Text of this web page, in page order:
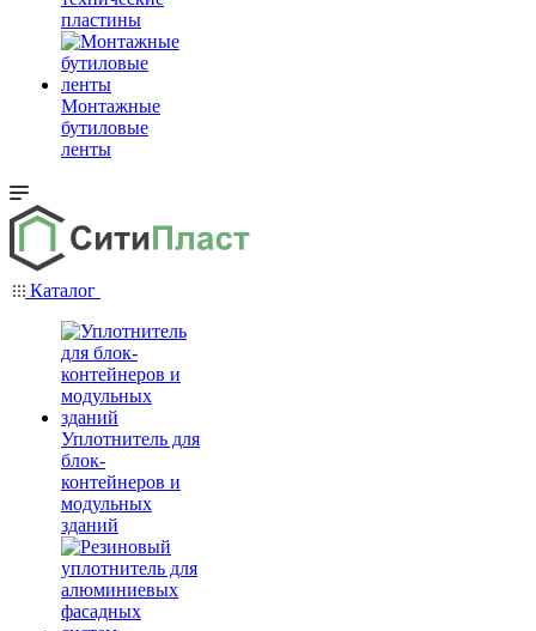
пластины
Монтажные
бутиловые
ленты
Каталог
Уплотнитель для
блок-
контейнеров и
модульных
зданий